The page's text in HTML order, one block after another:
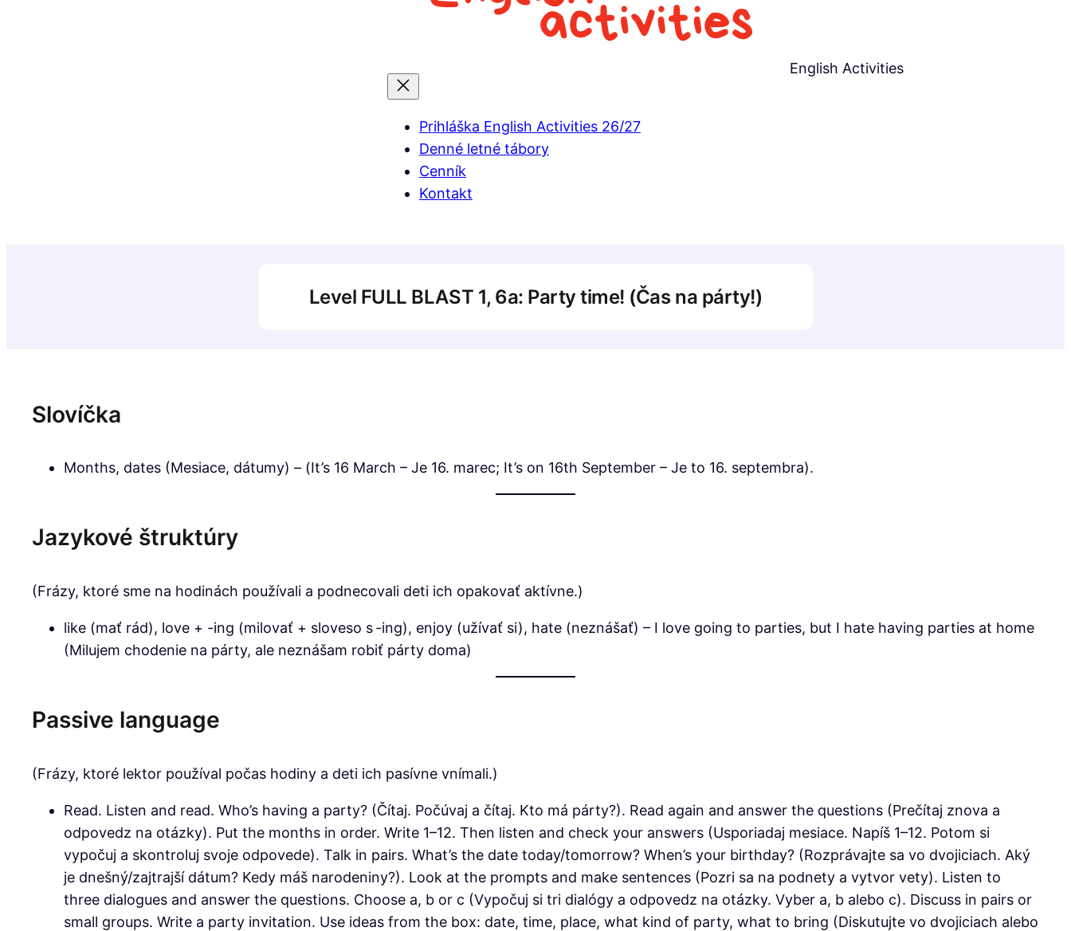
English Activities
Prihláška English Activities 26/27
Denné letné tábory
Cenník
Kontakt
Level FULL BLAST 1, 6a: Party time! (Čas na párty!)
Slovíčka
Months, dates (Mesiace, dátumy) – (It’s 16 March – Je 16. marec; It’s on 16th September – Je to 16. septembra).
Jazykové štruktúry
(Frázy, ktoré sme na hodinách používali a podnecovali deti ich opakovať aktívne.)
like (mať rád), love + -ing (milovať + sloveso s -ing), enjoy (užívať si), hate (neznášať) – I love going to parties, but I hate having parties at home
(Milujem chodenie na párty, ale neznášam robiť párty doma)
Passive language
(Frázy, ktoré lektor používal počas hodiny a deti ich pasívne vnímali.)
Read. Listen and read. Who’s having a party? (Čítaj. Počúvaj a čítaj. Kto má párty?). Read again and answer the questions (Prečítaj znova a
odpovedz na otázky). Put the months in order. Write 1–12. Then listen and check your answers (Usporiadaj mesiace. Napíš 1–12. Potom si
vypočuj a skontroluj svoje odpovede). Talk in pairs. What’s the date today/tomorrow? When’s your birthday? (Rozprávajte sa vo dvojiciach. Aký
je dnešný/zajtrajší dátum? Kedy máš narodeniny?). Look at the prompts and make sentences (Pozri sa na podnety a vytvor vety). Listen to
three dialogues and answer the questions. Choose a, b or c (Vypočuj si tri dialógy a odpovedz na otázky. Vyber a, b alebo c). Discuss in pairs or
small groups. Write a party invitation. Use ideas from the box: date, time, place, what kind of party, what to bring (Diskutujte vo dvojiciach alebo